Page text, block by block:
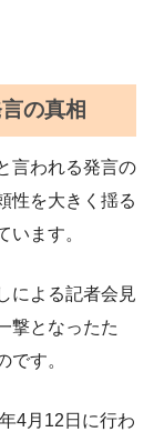
の真相
言われる発言の
性を大きく揺る
います。
による記者会見
撃となったた
です。
4月12日に行わ